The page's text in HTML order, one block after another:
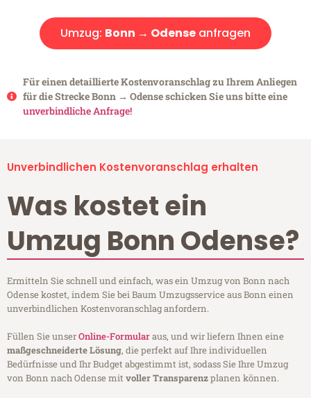
Umzug: Bonn → Odense anfragen
Für einen detaillierte Kostenvoranschlag zu Ihrem Anliegen
für die Strecke Bonn → Odense schicken Sie uns bitte eine
unverbindliche Anfrage!
Unverbindlichen Kostenvoranschlag erhalten
Was kostet ein
Umzug Bonn Odense?
Ermitteln Sie schnell und einfach, was ein Umzug von Bonn nach
Odense kostet, indem Sie bei Baum Umzugsservice aus Bonn einen
unverbindlichen Kostenvoranschlag anfordern.
Füllen Sie unserOnline-Formularaus, und wir liefern Ihnen eine
maßgeschneiderte Lösung, die perfekt auf Ihre individuellen
Bedürfnisse und Ihr Budget abgestimmt ist, sodass Sie Ihre Umzug
von Bonn nach Odense mitvoller Transparenzplanen können.